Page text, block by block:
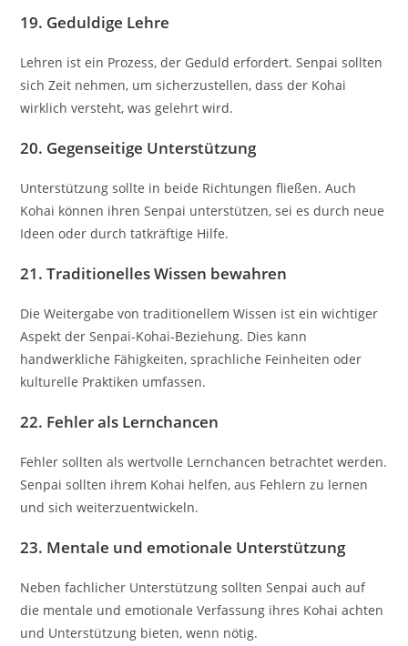
19. Geduldige Lehre
Lehren ist ein Prozess, der Geduld erfordert. Senpai sollten
sich Zeit nehmen, um sicherzustellen, dass der Kohai
wirklich versteht, was gelehrt wird.
20. Gegenseitige Unterstützung
Unterstützung sollte in beide Richtungen fließen. Auch
Kohai können ihren Senpai unterstützen, sei es durch neue
Ideen oder durch tatkräftige Hilfe.
21.Traditionelles Wissen bewahren
Die Weitergabe von traditionellem Wissen ist ein wichtiger
Aspekt der Senpai-Kohai-Beziehung. Dies kann
handwerkliche Fähigkeiten, sprachliche Feinheiten oder
kulturelle Praktiken umfassen.
22. Fehler als Lernchancen
Fehler sollten als wertvolle Lernchancen betrachtet werden.
Senpai sollten ihrem Kohai helfen, aus Fehlern zu lernen
und sich weiterzuentwickeln.
23. Mentale und emotionale Unterstützung
Neben fachlicher Unterstützung sollten Senpai auch auf
die mentale und emotionale Verfassung ihres Kohai achten
und Unterstützung bieten, wenn nötig.